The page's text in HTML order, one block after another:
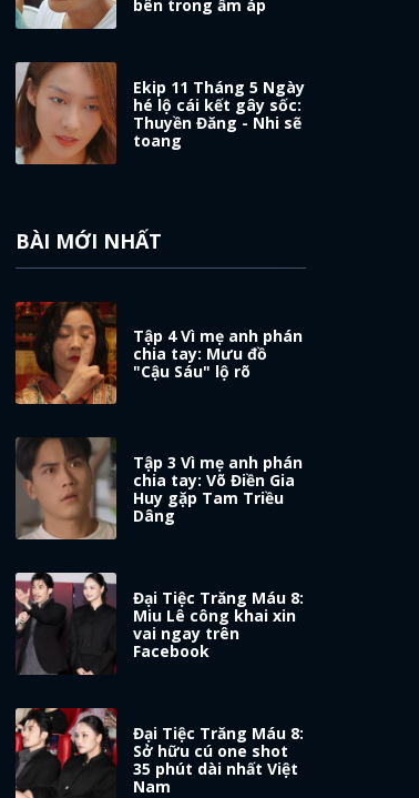
bên trong ấm áp
Ekip 11 Tháng 5 Ngày
hé lộ cái kết gây sốc:
Thuyền Đăng - Nhi sẽ
toang
BÀI MỚI NHẤT
Tập 4 Vì mẹ anh phán
chia tay: Mưu đồ
"Cậu Sáu" lộ rõ
Tập 3 Vì mẹ anh phán
chia tay: Võ Điền Gia
Huy gặp Tam Triều
Dâng
Đại Tiệc Trăng Máu 8:
Miu Lê công khai xin
vai ngay trên
Facebook
Đại Tiệc Trăng Máu 8:
Sở hữu cú one shot
35 phút dài nhất Việt
Nam